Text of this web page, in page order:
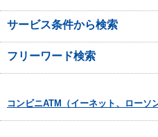
サービス条件から検索
フリーワード検索
コンビニATM（イーネット、ローソ